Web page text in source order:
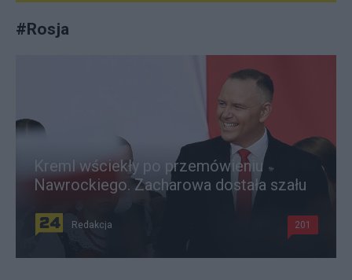
#Rosja
Kreml wściekły po przemówieniu
Nawrockiego. Zacharowa dostała szału
Redakcja 201